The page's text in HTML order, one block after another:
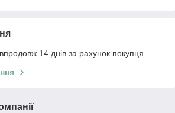
14 днів за рахунок покупця